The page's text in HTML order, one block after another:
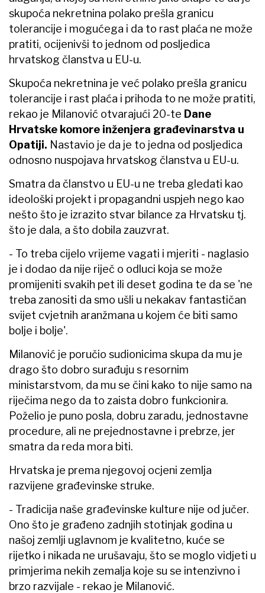
skupoća nekretnina polako prešla granicu
tolerancije i mogućega i da to rast plaća ne može
pratiti, ocijenivši to jednom od posljedica
hrvatskog članstva u EU-u.
Skupoća nekretnina je već polako prešla granicu
tolerancije i rast plaća i prihoda to ne može pratiti,
rekao je Milanović otvarajući 20-te Dane
Hrvatske komore inženjera građevinarstva u
Opatiji. Nastavio je da je to jedna od posljedica
odnosno nuspojava hrvatskog članstva u EU-u.
Smatra da članstvo u EU-u ne treba gledati kao
ideološki projekt i propagandni uspjeh nego kao
nešto što je izrazito stvar bilance za Hrvatsku tj.
što je dala, a što dobila zauzvrat.
- To treba cijelo vrijeme vagati i mjeriti - naglasio
je i dodao da nije riječ o odluci koja se može
promijeniti svakih pet ili deset godina te da se 'ne
treba zanositi da smo ušli u nekakav fantastičan
svijet cvjetnih aranžmana u kojem će biti samo
bolje i bolje'.
Milanović je poručio sudionicima skupa da mu je
drago što dobro surađuju s resornim
ministarstvom, da mu se čini kako to nije samo na
riječima nego da to zaista dobro funkcionira.
Poželio je puno posla, dobru zaradu, jednostavne
procedure, ali ne prejednostavne i prebrze, jer
smatra da reda mora biti.
Hrvatska je prema njegovoj ocjeni zemlja
razvijene građevinske struke.
- Tradicija naše građevinske kulture nije od jučer.
Ono što je građeno zadnjih stotinjak godina u
našoj zemlji uglavnom je kvalitetno, kuće se
rijetko i nikada ne urušavaju, što se moglo vidjeti u
primjerima nekih zemalja koje su se intenzivno i
brzo razvijale - rekao je Milanović.